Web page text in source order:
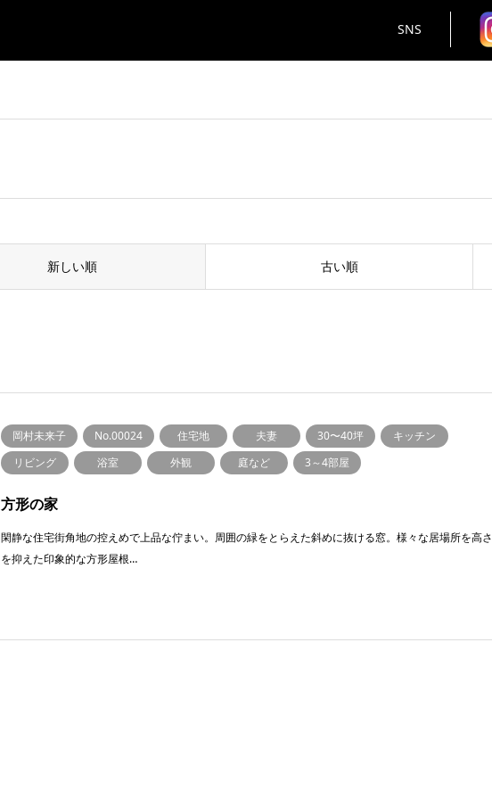
SNS
新しい順 古い順
岡村未来子 No.00024 住宅地 夫妻 30〜40坪
キッチン
リビング
浴室 外観 庭など 3～4部屋
方形の家
閑静な住宅街角地の控えめで上品な佇まい。周囲の緑をとらえた斜めに抜ける窓。様々な居場所を高さ
を抑えた印象的な方形屋根…